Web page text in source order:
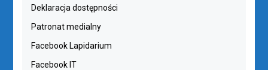
Deklaracja dostępności
Patronat medialny
Facebook Lapidarium
Facebook IT